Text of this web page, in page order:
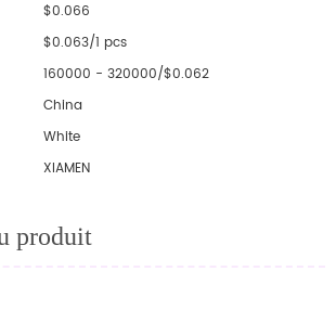
$0.066
$0.063/1 pcs
160000 - 320000/$0.062
China
White
XIAMEN
produit